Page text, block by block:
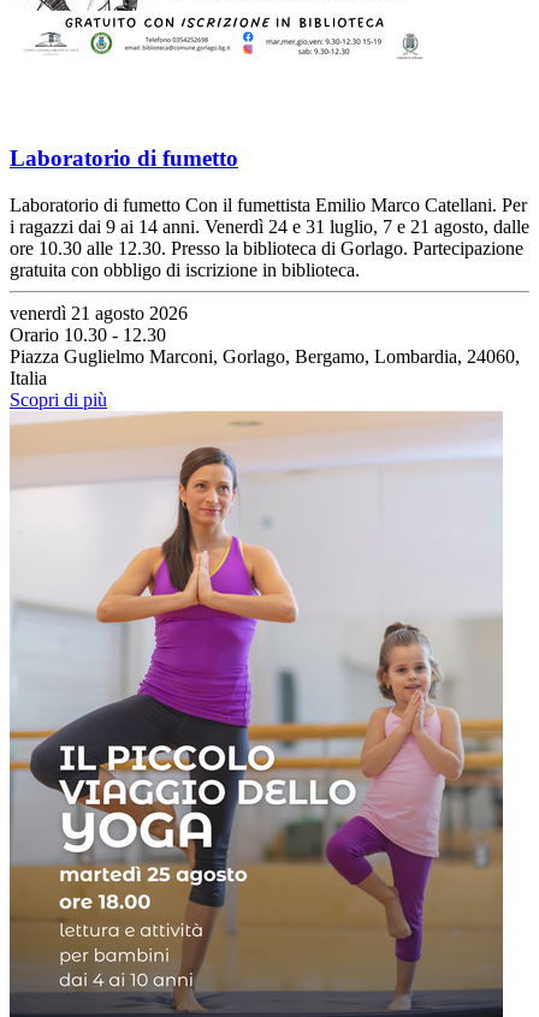
Laboratorio di fumetto
Laboratorio di fumetto Con il fumettista Emilio Marco Catellani. Per
i ragazzi dai 9 ai 14 anni. Venerdì 24 e 31 luglio, 7 e 21 agosto, dalle
ore 10.30 alle 12.30. Presso la biblioteca di Gorlago. Partecipazione
gratuita con obbligo di iscrizione in biblioteca.
venerdì 21 agosto 2026
Orario 10.30 - 12.30
Piazza Guglielmo Marconi, Gorlago, Bergamo, Lombardia, 24060,
Italia
Scopri di più